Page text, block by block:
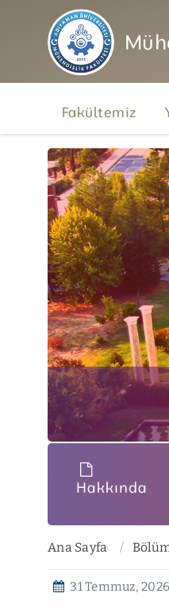
Fakültemiz
Hakkında
Ana Sayfa
31 Temmuz, 2026